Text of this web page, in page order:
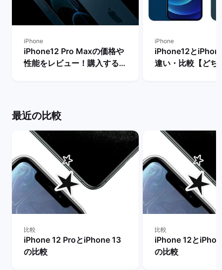
iPhone
iPhone12 Pro Maxの価格や
性能をレビュー！購入するメ
iPhone
iPhone12と
違い・比較【どち
最近の比較
比較
iPhone 12 ProとiPhone 13
の比較
比較
iPhone 12と
の比較